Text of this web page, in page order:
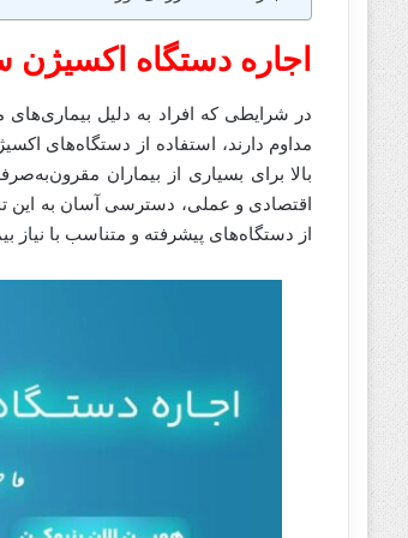
اجاره دستگاه اکسیژن
در شرایطی که افراد به دلیل
مداوم دارند، استفاده از دستگاه‌های
بالا برای بسیاری از بیماران
اقتصادی و عملی، دسترسی آسان به این
از دستگاه‌های پیشرفته و متناسب با نیاز